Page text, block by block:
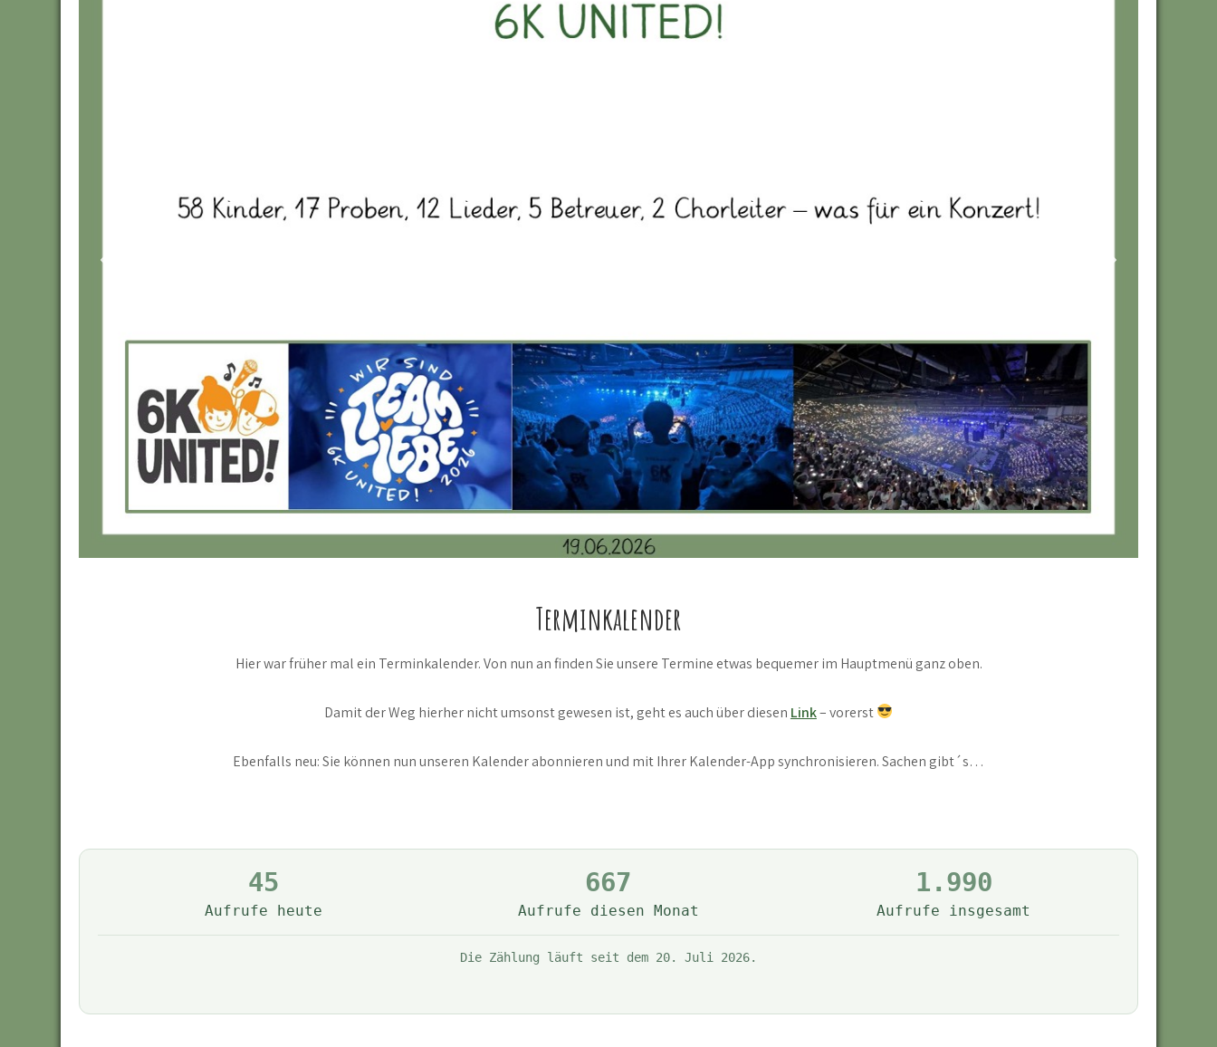
Terminkalender
Hier war früher mal ein Terminkalender. Von nun an finden Sie unsere Termine etwas bequemer im Hauptmenü ganz oben.
Damit der Weg hierher nicht umsonst gewesen ist, geht es auch über diesen Link– vorerst
Ebenfalls neu: Sie können nun unseren Kalender abonnieren und mit Ihrer Kalender-App synchronisieren. Sachen gibt´s…
45
Aufrufe heute
667
Aufrufe diesen Monat
1.990
Aufrufe insgesamt
Die Zählung läuft seit dem 20. Juli 2026.